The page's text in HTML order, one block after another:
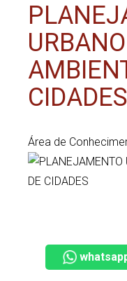
CIDADES
Área de